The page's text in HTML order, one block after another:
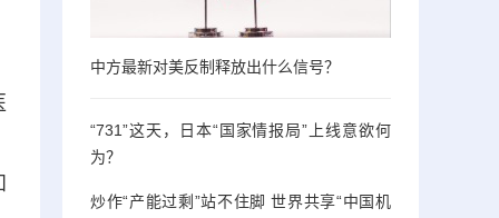
中方最新对美反制释放出什么信号？
“731”这天，日本“国家情报局”上线意欲何
为？
炒作“产能过剩”站不住脚 世界共享“中国机